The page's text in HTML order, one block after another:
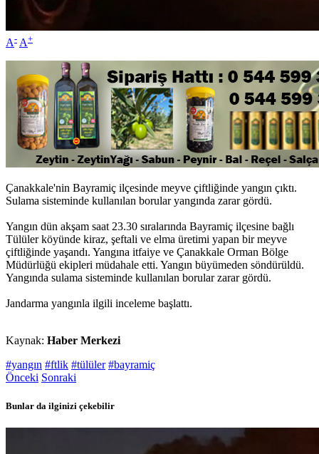
A- A+
Çanakkale'nin Bayramiç ilçesinde meyve çiftliğinde yangın çıktı.
Sulama sisteminde kullanılan borular yangında zarar gördü.
Yangın dün akşam saat 23.30 sıralarında Bayramiç ilçesine bağlı
Tülüler köyünde kiraz, şeftali ve elma üretimi yapan bir meyve
çiftliğinde yaşandı. Yangına itfaiye ve Çanakkale Orman Bölge
Müdürlüğü ekipleri müdahale etti. Yangın büyümeden söndürüldü.
Yangında sulama sisteminde kullanılan borular zarar gördü.
Jandarma yangınla ilgili inceleme başlattı.
Kaynak: Haber Merkezi
#yangın #ftlik #tülüler #bayramiç
Önceki Sonraki
Bunlar da ilginizi çekebilir